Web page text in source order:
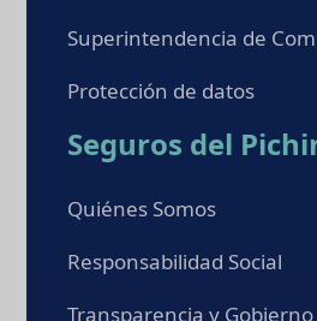
Superintendencia de
Protección de datos
Seguros del
Quiénes Somos
Responsabilidad Social
Transparencia y